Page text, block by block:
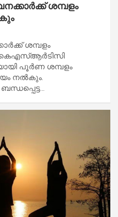
ശമ്പളം
ശമ്പളം
കെഎസ്ആർടിസി
പൂർണ ശമ്പളം
നൽകും.